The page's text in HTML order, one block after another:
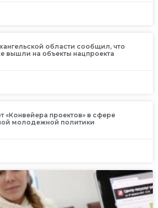
области сообщил, что
вышли на объекты нацпроекта
«Конвейера проектов» в сфере
молодежной политики